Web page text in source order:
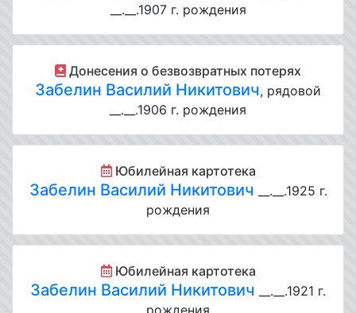
__.__.1907 г. рождения
Донесения о безвозвратных потерях
Забелин Василий Никитович, рядовой
__.__.1906 г. рождения
Юбилейная картотека
Забелин Василий Никитович __.__.1925 г.
рождения
Юбилейная картотека
Забелин Василий Никитович __.__.1921 г.
рождения